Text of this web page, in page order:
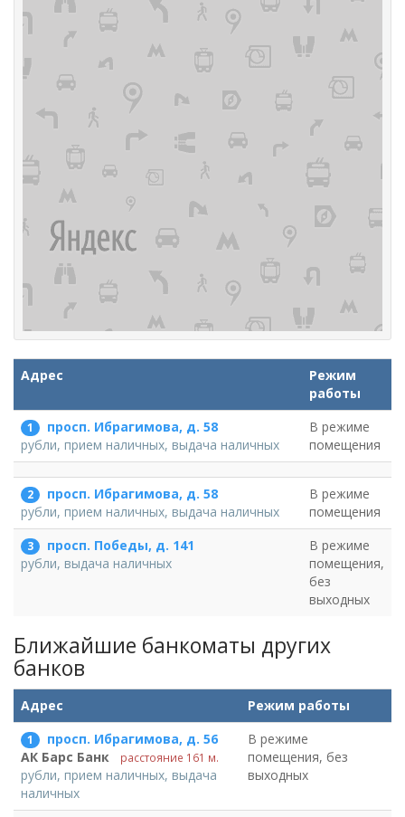
Адрес
Режим
работы
1
просп. Ибрагимова, д. 58
рубли, прием наличных, выдача наличных
В режиме
помещения
2
просп. Ибрагимова, д. 58
рубли, прием наличных, выдача наличных
В режиме
помещения
3
просп. Победы, д. 141
рубли, выдача наличных
В режиме
помещения,
без
выходных
Ближайшие банкоматы других
банков
Адрес Режим работы
1
просп. Ибрагимова, д. 56
АК Барс Банк
расстояние 161 м.
рубли, прием наличных, выдача
наличных
В режиме
помещения, без
выходных